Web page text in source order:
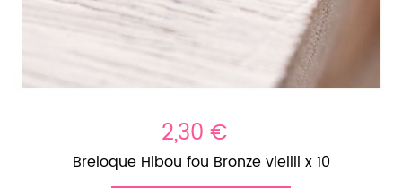
2,30 €
Breloque Hibou fou Bronze vieilli x 10